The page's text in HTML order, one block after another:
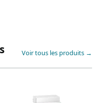
Voir tous les produits →